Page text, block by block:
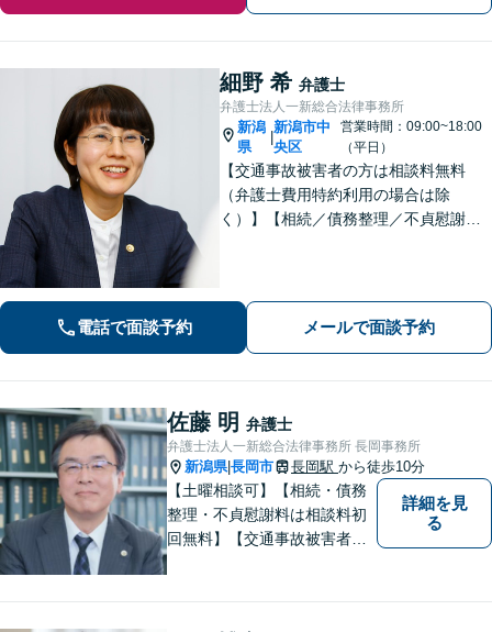
細野 希 弁護士
弁護士法人一新総合法律事務所
新潟
県
|
新潟市中
央区
営業時間：09:00~18:00
（平日）
【交通事故被害者の方は相談料無料
（弁護士費用特約利用の場合は除
く）】【相続／債務整理／不貞慰謝料
き、気持ちに寄り添いながら法的サポ
ートをいたします。
電話で面談予約 メールで面談予約
佐藤 明 弁護士
弁護士法人一新総合法律事務所 長岡事務所
新潟県|長岡市 長岡駅 から徒歩10分
【土曜相談可】【相続・債務
整理・不貞慰謝料は相談料初
回無料】【交通事故被害者の
詳細を見
る